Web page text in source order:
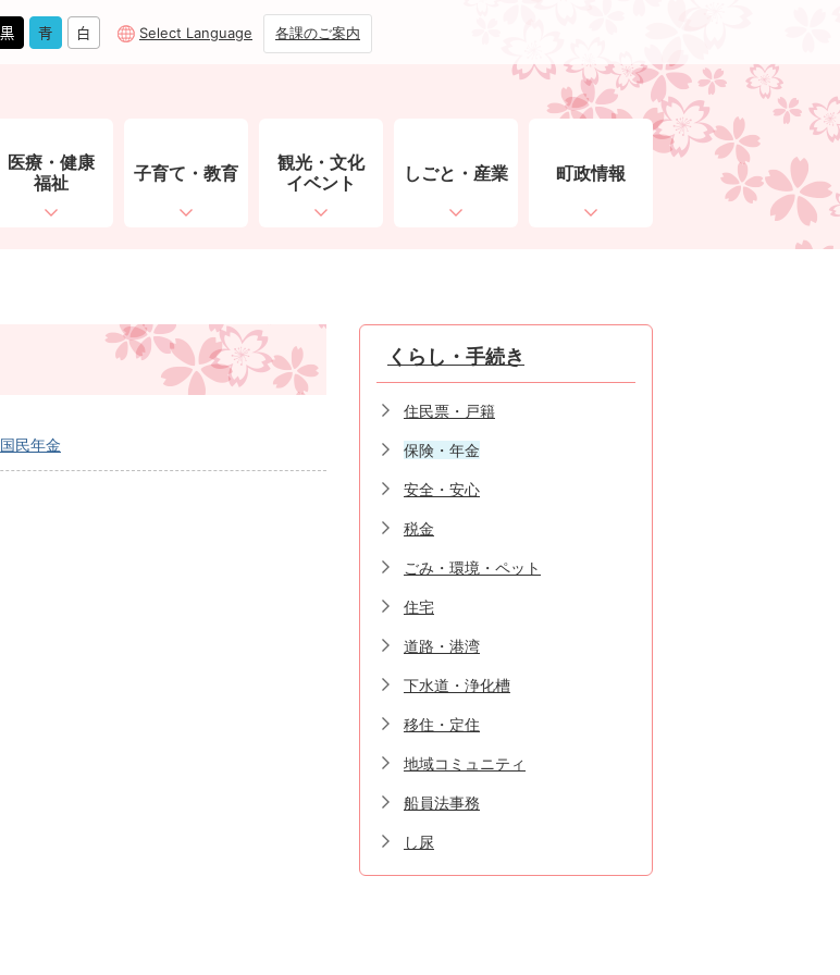
Select Language 各課のご案内
医療・健康
福祉
子育て・教育
観光・文化
イベント
しごと・産業 町政情報
国民年金
くらし・手続き
住民票・戸籍
保険・年金
安全・安心
税金
ごみ・環境・ペット
住宅
道路・港湾
下水道・浄化槽
移住・定住
地域コミュニティ
船員法事務
し尿